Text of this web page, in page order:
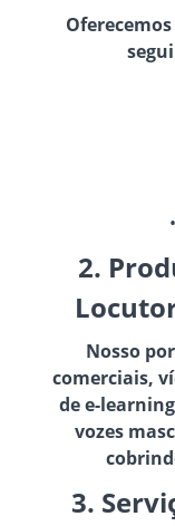
2.
Nosso
comerciais,
de e-
vozes
3.